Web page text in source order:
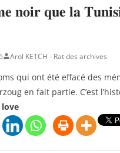
𝐧𝐨𝐢𝐫 𝐪𝐮𝐞 𝐥𝐚
Arol KETCH - Rat des archives
qui ont été effacé des
en fait partie. C’est
love